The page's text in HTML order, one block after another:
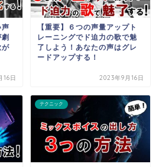
声
が
16日
【重要】６つの声量アップト
レーニングでド迫力の歌で魅
了しよう！あなたの声はグレ
ードアップする！
2023年9月16日
テクニック